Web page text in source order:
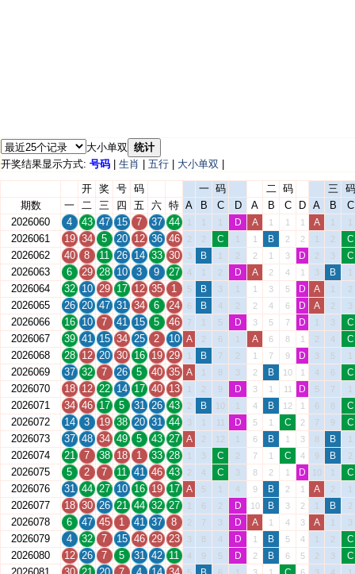
大小单双 统计
开奖结果显示方式: 号码 生肖 五行 大小单双
开 奖 号 码 一 码 二 码 三
码
期数
一 二 三 四 五 六 特 A B C D A B C D A B
C
2026060
4 43 47 15 7 37 44 1 1 1 D A 1 1 1 A 1 1
2026061 19 34 5 20 12 36 46 2 2 C 1 1 B 2 2 1 2 C
2026062 40 8 11 26 14 33 30 3 B 1 2 2 1 3 D 2 3 C
2026063 6 29 28 10 3 9 27 4 1 2 D A 2 4 1 3 B 1
2026064 32 10 29 17 12 35 1 5 B 3 1 1 3 5 D A 1 2
2026065 26 20 47 31 34 6 24 6 B 4 2 2 4 6 D A 2 3
2026066 16 10 7 41 15 5 46 7 1 5 D 3 5 7 D 1 3 C
2026067 39 41 15 34 25 2 10 A 2 6 1 A 6 8 1 2 4 C
2026068 28 12 20 30 16 19 29 1 B 7 2 1 7 9 D 3 5 1
2026069 37 32 7 26 5 40 35 A 1 8 3 2 B 10 1 4 6 C
2026070 18 12 22 14 17 40 13 1 2 9 D 3 1 11 D 5 7 1
2026071 34 46 17 5 31 26 43 2 B 10 1 4 B 12 1 6 8 C
2026072 14 3 19 38 20 31 44 3 1 11 D 5 1 C 2 7 9 C
2026073 37 48 34 49 5 43 27 A 2 12 1 6 B 1 3 8 B 1
2026074 21 7 38 18 1 33 28 1 3 C 2 7 1 C 4 9 B 2
2026075 5 2 7 11 41 46 43 2 4 C 3 8 2 1 D 10 1 C
2026076 31 44 27 10 16 19 17 A 5 1 4 9 B 2 1 A 2 1
2026077 18 30 26 21 44 32 27 1 6 2 D 10 B 3 2 1 B 2
2026078 6 47 45 1 41 37 8 2 7 3 D A 1 4 3 A 1 3
2026079 4 32 7 15 46 29 23 3 8 4 D 1 B 5 4 1 2 C
2026080 12 26 7 5 31 42 11 4 9 5 D 2 B 6 5 2 3 C